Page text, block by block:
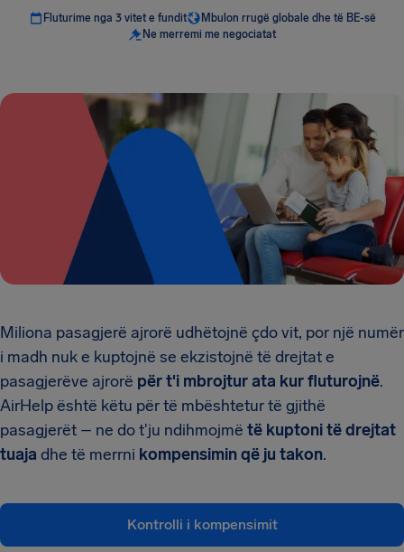
Fluturime nga 3 vitet e fundit
Mbulon rrugë globale dhe të BE-së
Ne merremi me negociatat
Miliona pasagjerë ajrorë udhëtojnë çdo vit, por një numër
i madh nuk e kuptojnë se ekzistojnë të drejtat e
pasagjerëve ajrorë për t'i mbrojtur ata kur fluturojnë.
AirHelp është këtu për të mbështetur të gjithë
pasagjerët – ne do t'ju ndihmojmë të kuptoni të drejtat
tuaja dhe të merrni kompensimin që ju takon.
Kontrolli i kompensimit